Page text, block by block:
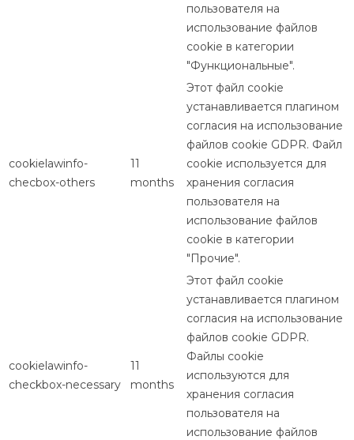
пользователя на
использование файлов
cookie в категории
"Функциональные".
cookielawinfo-
checbox-others
11
months
Этот файл cookie
устанавливается плагином
согласия на использование
файлов cookie GDPR. Файл
cookie используется для
хранения согласия
пользователя на
использование файлов
cookie в категории
"Прочие".
cookielawinfo-
checkbox-necessary
11
months
Этот файл cookie
устанавливается плагином
согласия на использование
файлов cookie GDPR.
Файлы cookie
используются для
хранения согласия
пользователя на
использование файлов